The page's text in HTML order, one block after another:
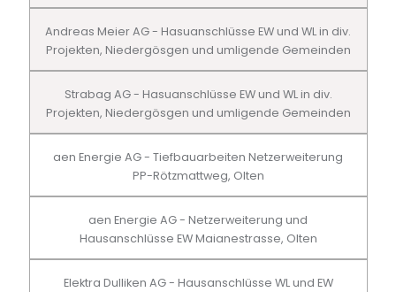
Andreas Meier AG - Hasuanschlüsse EW und WL in div.
Projekten, Niedergösgen und umligende Gemeinden
Strabag AG - Hasuanschlüsse EW und WL in div.
Projekten, Niedergösgen und umligende Gemeinden
aen Energie AG - Tiefbauarbeiten Netzerweiterung
PP-Rötzmattweg, Olten
aen Energie AG - Netzerweiterung und
Hausanschlüsse EW Maianestrasse, Olten
Elektra Dulliken AG - Hausanschlüsse WL und EW